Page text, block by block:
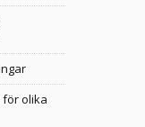
för olika